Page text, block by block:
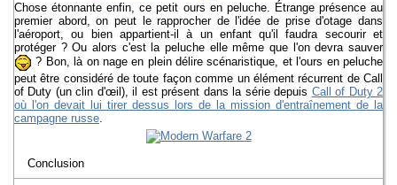
Chose étonnante enfin, ce petit ours en peluche. Étrange présence au
premier abord, on peut le rapprocher de l'idée de prise d'otage dans
l'aéroport, ou bien appartient-il à un enfant qu'il faudra secourir et
protéger ? Ou alors c'est la peluche elle même que l'on devra sauver
? Bon, là on nage en plein délire scénaristique, et l'ours en peluche
peut être considéré de toute façon comme un élément récurrent de Call
of Duty (un clin d'œil), il est présent dans la série depuis Call of Duty 2
où l'on devait lui tirer dessus lors de la mission d'entraînement de la
campagne russe.
Conclusion